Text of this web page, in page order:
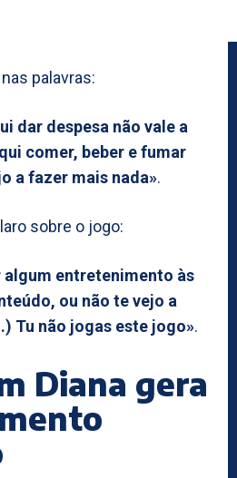
palavras:
dar despesa não vale a
comer, beber e fumar
a fazer mais nada».
sobre o jogo:
algum entretenimento às
ou não te vejo a
Tu não jogas este jogo».
Diana gera